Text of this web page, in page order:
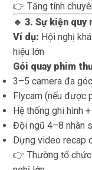
👉 Tăng tính
🔹 3. Sự kiện quy
Ví dụ: Hội nghị
hiệu lớn
Gói quay phim
3–5 camera đa góc
Flycam (nếu được
Hệ thống ghi hình
Đội ngũ 4–8 nhân
Dựng video recap
👉 Thường tổ